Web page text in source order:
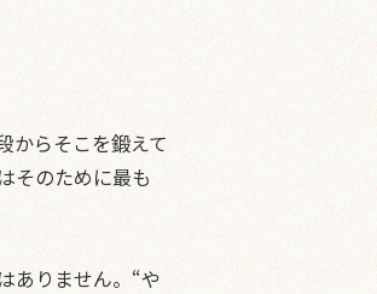
からそこを鍛えて
そのために最も
ありません。“や